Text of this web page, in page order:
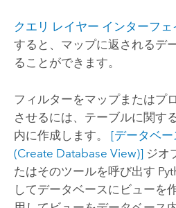
クエリ レイヤー インターフェ
すると、マップに返されるデ
ることができます。
フィルターをマップまたはプ
させるには、テーブルに関す
内に作成します。 [データベ
(Create Database View)]ジオ
たはそのツールを呼び出す
してデータベースにビューを